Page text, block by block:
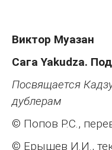
Виктор Муазан
Сага Yakudza.
Посвящается
дублерам
© Попов Р.С.,
© Ерышев И.И.,